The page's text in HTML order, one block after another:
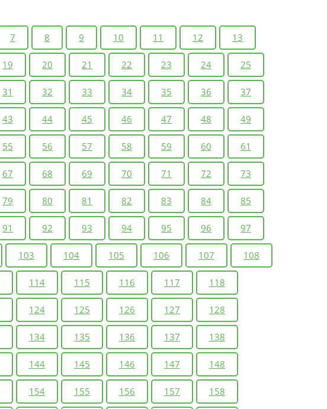
7 8 9 10 11 12 13
19 20 21 22 23 24 25
31 32 33 34 35 36 37
43 44 45 46 47 48 49
55 56 57 58 59 60 61
67 68 69 70 71 72 73
79 80 81 82 83 84 85
91 92 93 94 95 96 97
103 104 105 106 107 108
114 115 116 117 118
124 125 126 127 128
134 135 136 137 138
144 145 146 147 148
154 155 156 157 158